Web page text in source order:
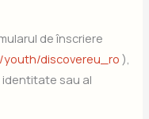
de înscriere
discovereu_ro),
identitate sau al